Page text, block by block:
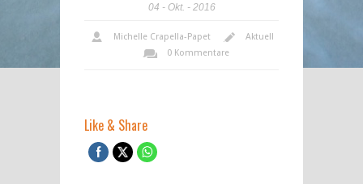
04 Okt. 2016
Michelle Crapella-Papet
Aktuell
0 Kommentare
Like & Share